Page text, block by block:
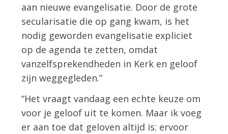
aan nieuwe evangelisatie. Door de grote
secularisatie die op gang kwam, is het
nodig geworden evangelisatie expliciet
op de agenda te zetten, omdat
vanzelfsprekendheden in Kerk en geloof
zijn weggegleden.”
“Het vraagt vandaag een echte keuze om
voor je geloof uit te komen. Maar ik voeg
er aan toe dat geloven altijd is: ervoor